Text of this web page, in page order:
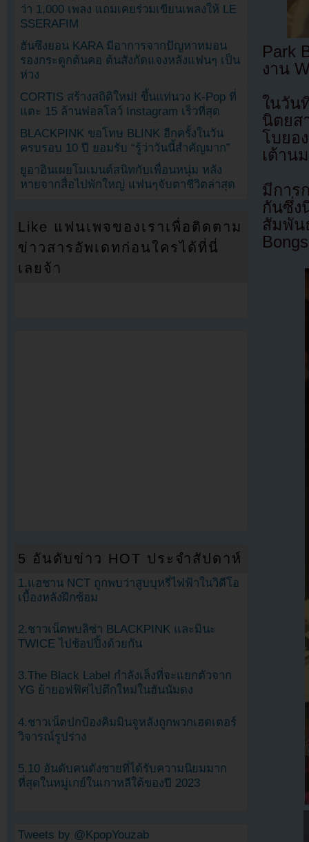
Park
งาน
ในวั
นิตยส
โบยอ
เต้าน
มีการ
กันซึ่ง
สัมพั
ว่า 1,000 เพลง แถมเคยร่วมเขียนเพลงให้ LE
SSERAFIM
ฮันซึงยอน KARA มีอาการจากปัญหาหมอน
รองกระดูกต้นคอ ต้นสังกัดแจงหลังแฟนๆ เป็น
ห่วง
CORTIS สร้างสถิติใหม่! ขึ้นแท่นวง K-Pop ที่
แตะ 15 ล้านฟอลโลว์ Instagram เร็วที่สุด
BLACKPINK ขอโทษ BLINK อีกครั้งในวัน
ครบรอบ 10 ปี ยอมรับ “รู้ว่าวันนี้สำคัญมาก”
ยูอาอินเผยโมเมนต์สนิทกับเพื่อนหนุ่ม หลัง
หายจากสื่อไปพักใหญ่ แฟนๆจับตาชีวิตล่าสุด
Like แฟนเพจของเราเพื่อติดตาม
ข่าวสารอัพเดทก่อนใครได้ที่นี่
เลยจ้า
5 อันดับข่าว HOT ประจำสัปดาห์
1.แฮชาน NCT ถูกพบว่าสูบบุหรี่ไฟฟ้าในวิดีโอ
เบื้องหลังฝึกซ้อม
2.ชาวเน็ตพบลิซ่า BLACKPINK และมินะ
TWICE ไปช้อปปิ้งด้วยกัน
3.The Black Label กำลังเล็งที่จะแยกตัวจาก
YG ย้ายอฟฟิศไปตึกใหม่ในฮันนัมดง
4.ชาวเน็ตปกป้องคิมมินจูหลังถูกพวกเฮดเตอร์
วิจารณ์รูปร่าง
5.10 อันดับคนดังชายที่ได้รับความนิยมมาก
ที่สุดในหมู่เกย์ในเกาหลีใต้ของปี 2023
Tweets by @KpopYouzab